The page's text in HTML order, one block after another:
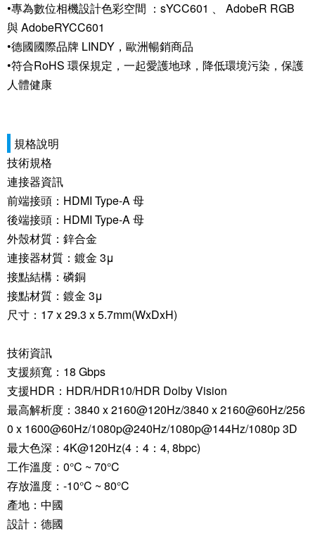
•專為數位相機設計色彩空間 ：sYCC601 、 AdobeR RGB
與 AdobeRYCC601
•德國國際品牌 LINDY，歐洲暢銷商品
•符合RoHS 環保規定，一起愛護地球，降低環境污染，保護
人體健康
規格說明
技術規格
連接器資訊
前端接頭：HDMI Type-A 母
後端接頭：HDMI Type-A 母
外殼材質：鋅合金
連接器材質：鍍金 3μ
接點結構：磷銅
接點材質：鍍金 3μ
尺寸：17 x 29.3 x 5.7mm(WxDxH)
技術資訊
支援頻寬：18 Gbps
支援HDR：HDR/HDR10/HDR Dolby Vision
最高解析度：3840 x 2160@120Hz/3840 x 2160@60Hz/256
0 x 1600@60Hz/1080p@240Hz/1080p@144Hz/1080p 3D
最大色深：4K@120Hz(4：4：4, 8bpc)
工作溫度：0°C ~ 70°C
存放溫度：-10°C ~ 80°C
產地：中國
設計：德國